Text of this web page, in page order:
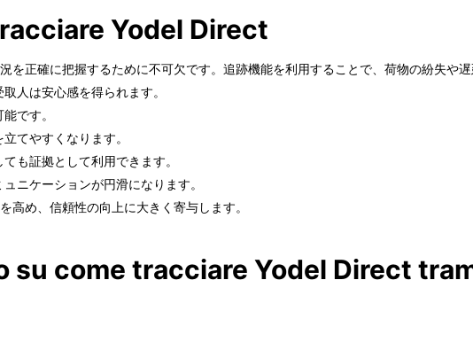
Yodel Direct
正確に把握するために不可欠です。追跡機能を利用することで、荷物の紛失や遅
人は安心感を得られます。
です。
てやすくなります。
も証拠として利用できます。
ニケーションが円滑になります。
め、信頼性の向上に大きく寄与します。
su come tracciare Yodel Direct